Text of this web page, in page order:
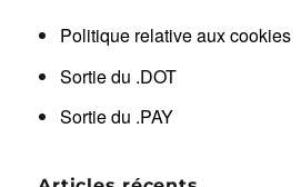
Politique relative aux cookies
Sortie du .DOT
Sortie du .PAY